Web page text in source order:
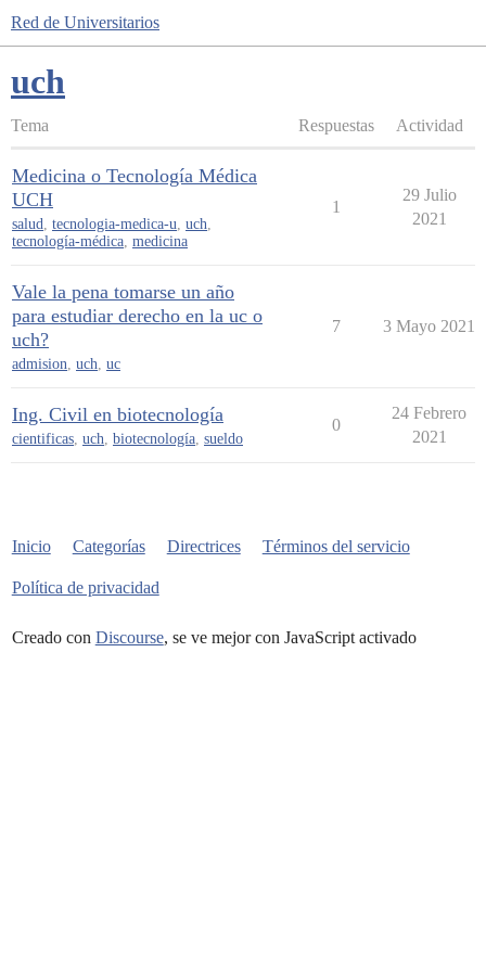
Red de Universitarios
uch
Tema Respuestas Actividad
Medicina o Tecnología Médica
UCH
salud, tecnologia-medica-u, uch,
tecnología-médica, medicina
1
29 Julio
2021
Vale la pena tomarse un año
para estudiar derecho en la uc o
uch?
admision, uch, uc
7 3 Mayo 2021
Ing. Civil en biotecnología
cientificas, uch, biotecnología, sueldo
0
24 Febrero
2021
Inicio Categorías Directrices Términos del servicio
Política de privacidad
Creado con Discourse, se ve mejor con JavaScript activado